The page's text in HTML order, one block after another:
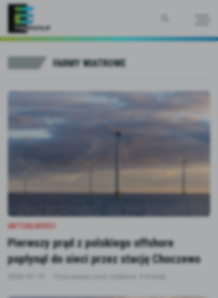
FARMY WIATROWE
AKTUALNOŚCI
Pierwszy prąd z polskiego offshore
popłynął do sieci przez stację Choczewo